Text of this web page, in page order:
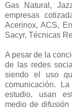
Gas Natural,
empresas
Acerinox, ACS,
Sacyr, Técnicas
A pesar de la
de las redes
siendo el uso
comunicación.
estudio, usan
medio de difusión